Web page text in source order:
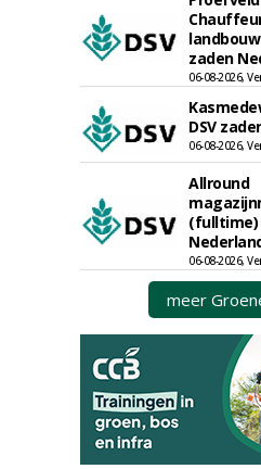
zaden
06-08-2026,
DSV
06-08-2026,
Allround
(fulltime)
06-08-2026,
meer